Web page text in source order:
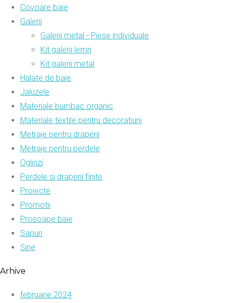
Covoare baie
Galerii
Galerii metal - Piese individuale
Kit galerii lemn
Kit galerii metal
Halate de baie
Jaluzele
Materiale bumbac organic
Materiale textile pentru decoratiuni
Metraje pentru draperii
Metraje pentru perdele
Oglinzi
Perdele si draperii finite
Proiecte
Promotii
Prosoape baie
Sapun
Sine
Arhive
februarie 2024